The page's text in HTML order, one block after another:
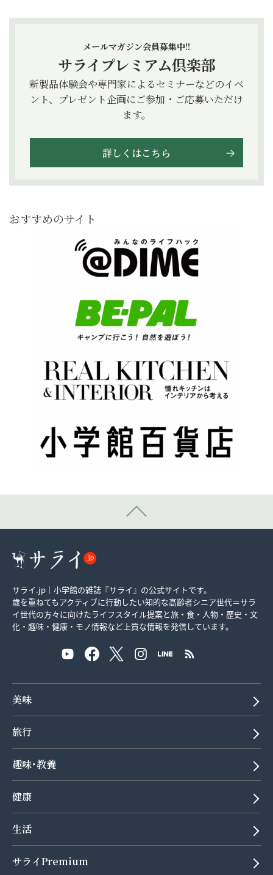
メールマガジン会員募集中!!
サライプレミアム倶楽部
新製品体験会や専門家によるセミナーなどのイベ
ント、プレゼント企画にご参加・ご応募いただけ
ます。
詳しくはこちら
おすすめのサイト
サライ.jp｜小学館の雑誌『サライ』の公式サイトです。
歳を重ねてもアクティブに行動したい知的な高齢者シニア世代＝サラ
イ世代の方々に向けたライフスタイル提案と旅・食・人物・歴史・文
化・趣味・健康・モノ情報など上質な情報を発信しています。
美味
旅行
趣味･教養
健康
生活
サライPremium